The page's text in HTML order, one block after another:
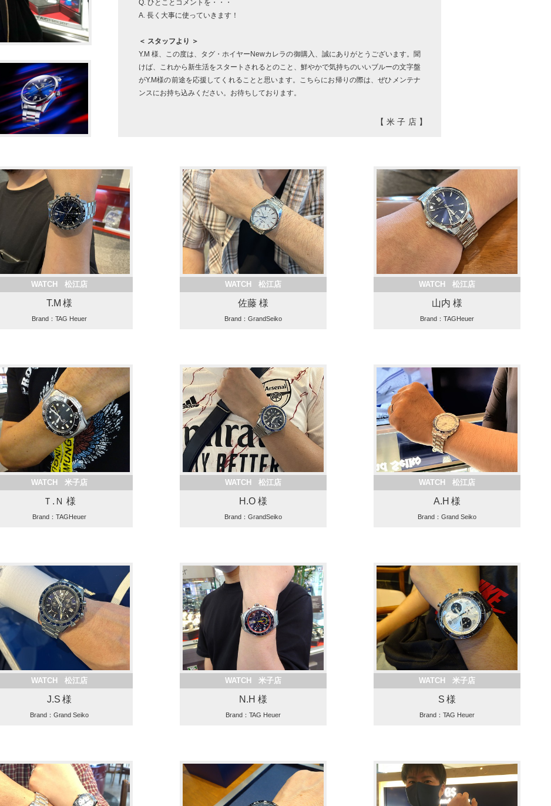
Q. ひとことコメントを・・・
A. 長く大事に使っていきます！
＜ スタッフより ＞
Y.M 様、この度は、タグ・ホイヤーNewカレラの御購入、誠にありがとうございます。聞
けば、これから新生活をスタートされるとのこと、鮮やかで気持ちのいいブルーの文字盤
がY.M様の前途を応援してくれることと思います。こちらにお帰りの際は、ぜひメンテナ
ンスにお持ち込みください。お待ちしております。
【米子店】
WATCH 松江店
T.M 様
Brand：TAG Heuer
WATCH 松江店
佐藤 様
Brand：GrandSeiko
WATCH 松江店
山内 様
Brand：TAGHeuer
WATCH 米子店
Ｔ.Ｎ 様
Brand：TAGHeuer
WATCH 松江店
H.O 様
Brand：GrandSeiko
WATCH 松江店
A.H 様
Brand：Grand Seiko
WATCH 松江店
J.S 様
Brand：Grand Seiko
WATCH 米子店
N.H 様
Brand：TAG Heuer
WATCH 米子店
S 様
Brand：TAG Heuer